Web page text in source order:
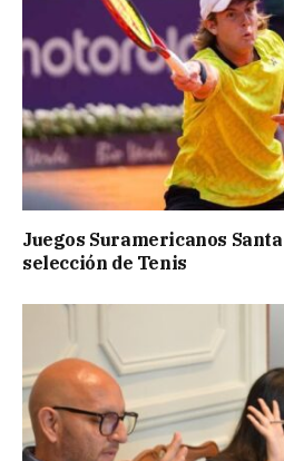
Juegos Suramericanos
selección de Tenis